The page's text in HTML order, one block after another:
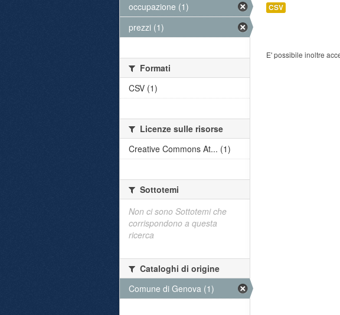
CSV
E' possibile inoltre
occupazione (1)
prezzi (1)
Formati
CSV (1)
Licenze sulle risorse
Creative Commons At... (1)
Sottotemi
Non ci sono Sottotemi che
corrispondono a questa
ricerca
Cataloghi di origine
Comune di Genova (1)